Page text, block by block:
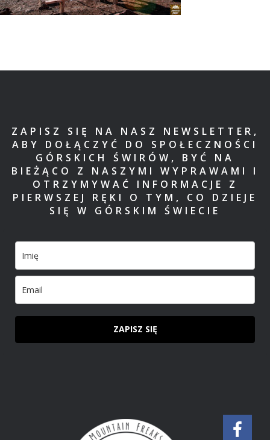
ZAPISZ SIĘ NA NASZ NEWSLETTER,
ABY DOŁĄCZYĆ DO SPOŁECZNOŚCI
GÓRSKICH ŚWIRÓW, BYĆ NA
BIEŻĄCO Z NASZYMI WYPRAWAMI I
OTRZYMYWAĆ INFORMACJE Z
PIERWSZEJ RĘKI O TYM, CO DZIEJE
SIĘ W GÓRSKIM ŚWIECIE
ZAPISZ SIĘ